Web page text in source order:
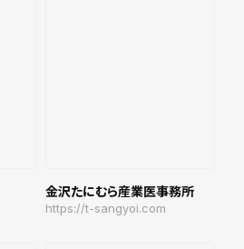
金沢たにむら産業医事務所
https://t-sangyoi.com